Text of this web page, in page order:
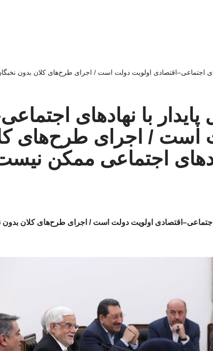
اجتماعی–اقتصادی اولویت دولت است / اجرای طرح‌های کلان بدون
با نهادهای
است / اجرای طرح‌های
اجتماعی ممکن
اجتماعی–اقتصادی اولویت دولت است / اجرای طرح‌های کلان بدون